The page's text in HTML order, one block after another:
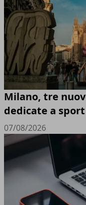
Milano, tre
dedicate a
07/08/2026